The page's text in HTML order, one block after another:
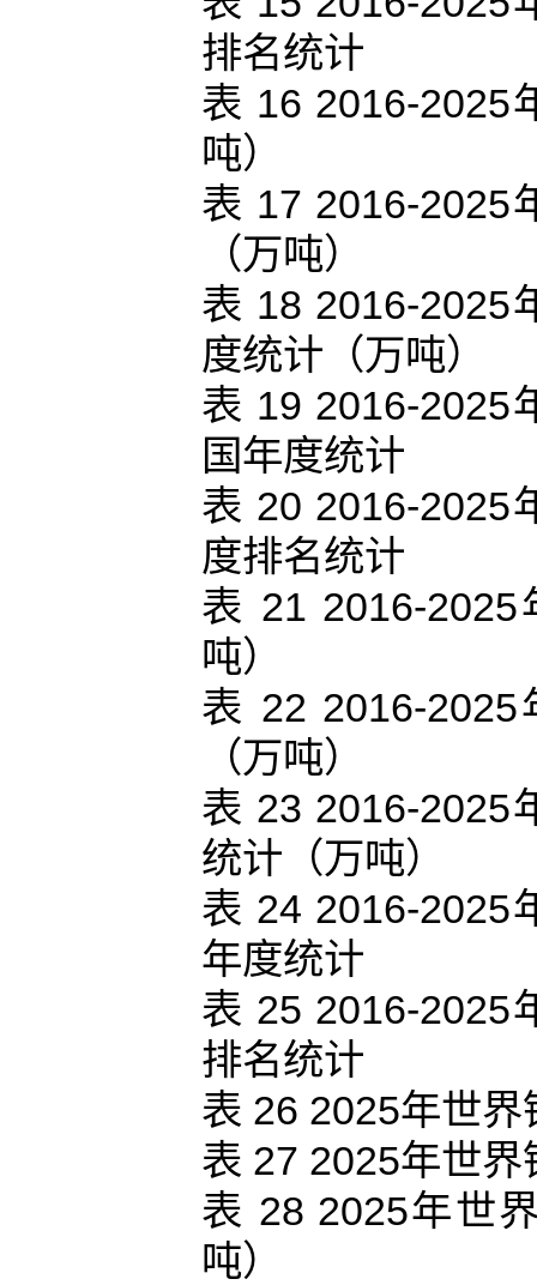
排名统计
表 16 2016-2025
吨）
表 17 2016-2025
（万吨）
表 18 2016-2025
度统计（万吨）
表 19 2016-2025
国年度统计
表 20 2016-2025
度排名统计
表 21 2016-
吨）
表 22 2016-
（万吨）
表 23 2016-2025
统计（万吨）
表 24 2016-2025
年度统计
表 25 2016-2025
排名统计
表 26 2025年世
表 27 2025年世
表 28 2025年世
吨）